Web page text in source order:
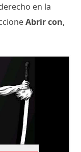
en la
Abrir con,